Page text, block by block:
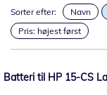
Sorter efter: Navn
Pris: højest først
Batteri til HP 15-CS